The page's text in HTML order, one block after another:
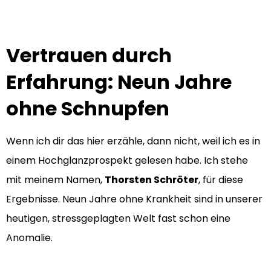
Vertrauen durch
Erfahrung: Neun Jahre
ohne Schnupfen
Wenn ich dir das hier erzähle, dann nicht, weil ich es in
einem Hochglanzprospekt gelesen habe. Ich stehe
mit meinem Namen, Thorsten Schröter, für diese
Ergebnisse. Neun Jahre ohne Krankheit sind in unserer
heutigen, stressgeplagten Welt fast schon eine
Anomalie.